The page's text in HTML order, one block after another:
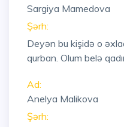
Sargiya Mamedova
Şərh:
Deyən bu kişidə o
qurban. Olum belə
Ad:
Anelya Malikova
Şərh: